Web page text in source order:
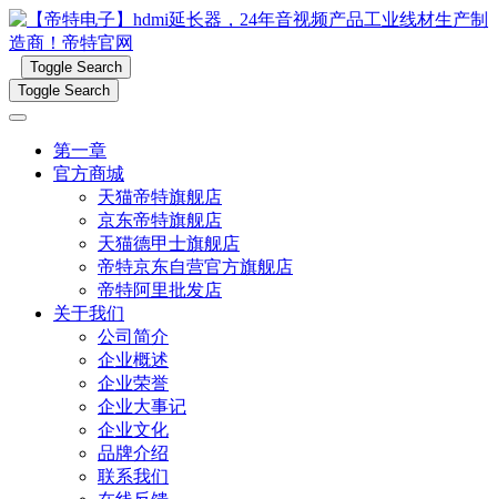
Toggle Search
Toggle Search
第一章
官方商城
天猫帝特旗舰店
京东帝特旗舰店
天猫德甲士旗舰店
帝特京东自营官方旗舰店
帝特阿里批发店
关于我们
公司简介
企业概述
企业荣誉
企业大事记
企业文化
品牌介绍
联系我们